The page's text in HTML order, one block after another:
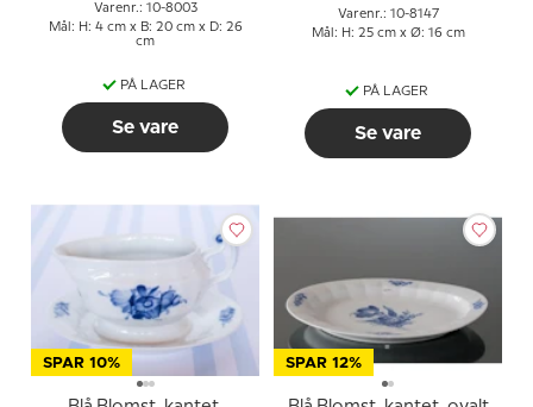
Varenr.: 10-8003
Mål: H: 4 cm x B: 20 cm x D: 26
cm
PÅ LAGER
Se vare
Varenr.: 10-8147
Mål: H: 25 cm x Ø: 16 cm
PÅ LAGER
Se vare
SPAR 10% SPAR 12%